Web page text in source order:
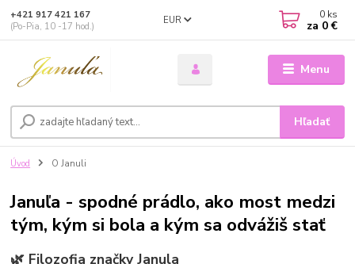
Menu
EUR
Hľadať
+421 917 421 167
(Po-Pia, 10 -17 hod.)
0 ks
za 0 €
Úvod O Januli
Januľa - spodné prádlo, ako most medzi
tým, kým si bola a kým sa odvážiš stať
🌿 Filozofia značky Janula